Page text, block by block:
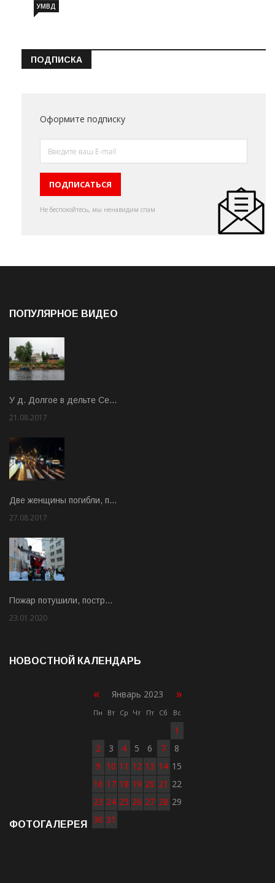
УМВД
ПОДПИСКА
Оформите подписку
Не беспокойтесь, мы ненавидим спам
ПОПУЛЯРНОЕ ВИДЕО
У д. Долгое в дельте Се…
21.08.2017
Две женщины погибли, п…
27.08.2017
Пожар потушили, постр…
23.01.2020
НОВОСТНОЙ КАЛЕНДАРЬ
« Январь 2023 »
Пн Вт Ср Чт Пт Сб Вс
1
2
3 4 5 6 7
8
9 10 11 12 13 14 15
16 17 18 19 20 21 22
23 24 25 26 27 28 29
30 31
ФОТОГАЛЕРЕЯ